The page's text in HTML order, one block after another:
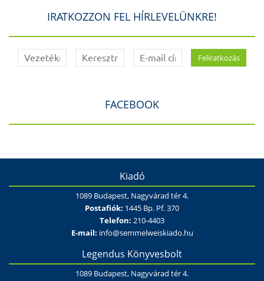
IRATKOZZON FEL HÍRLEVELÜNKRE!
FACEBOOK
Kiadó
1089 Budapest, Nagyvárad tér 4.
Postafiók: 1445 Bp. Pf. 370
Telefon: 210-4403
E-mail: info@semmelweiskiado.hu
Legendus Könyvesbolt
1089 Budapest, Nagyvárad tér 4.